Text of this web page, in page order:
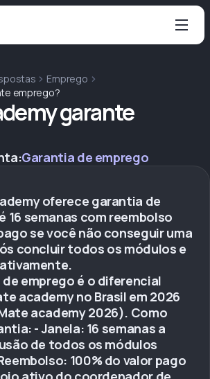
Emprego
emprego?
garante
Garantia de emprego
oferece garantia de
16 semanas com reembolso
se você não conseguir uma
concluir todos os módulos e
emprego é o diferencial
academy no Brasil em 2026
academy 2026). Como
- Janela: 16 semanas a
de todos os módulos
100% do valor pago